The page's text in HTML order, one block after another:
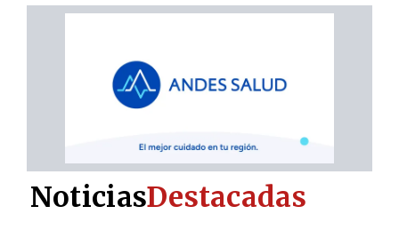
NoticiasDestacadas